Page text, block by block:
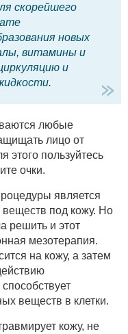
скорейшего
новых
витамины и
и
любые
лицо от
этого пользуйтесь
очки.
является
веществ под кожу. Но
решить и этот
мезотерапия.
на кожу, а затем
веществ в клетки.
кожу, не